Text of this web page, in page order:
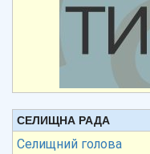
СЕЛИЩНА РАДА
Селищний голова